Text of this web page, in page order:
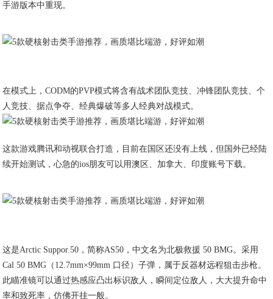
手游版本中重现。
在模式上，CODM的PVP模式将含有战术团队竞技、冲锋团队竞技、个
人竞技、据点争夺、经典爆破等多人经典对战模式。
这款游戏腾讯和动视联合打造，目前在国区还没有上线，但国外已经陆
续开始测试，心急的ios朋友可以用澳区、加拿大、印度账号下载。
这是Arctic Suppor.50，简称AS50，中文名为北极救援 50 BMG。采用
Cal 50 BMG（12.7mm×99mm 口径）子弹，属于反器材远程狙击步枪。
此瞄准镜可以通过热感应凸出标识敌人，瞬间定位敌人，大大提升命中
率和致死率，仿佛开挂一般。